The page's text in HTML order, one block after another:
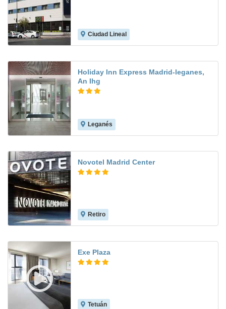
Ciudad Lineal
Holiday Inn Express Madrid-leganes,
An Ihg
Leganés
Novotel Madrid Center
Retiro
Exe Plaza
Tetuán